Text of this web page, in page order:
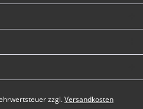
zzgl.Versandkosten